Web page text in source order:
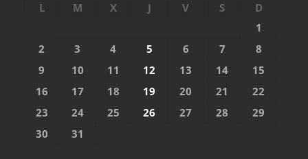
L M X J V S
D
1
2
3 4 5 6 7
8
9
10 11 12 13 14
15
16
17 18 19 20 21
22
23
24 25 26 27 28
29
30
31